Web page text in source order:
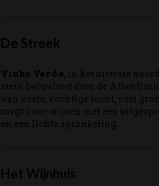
De Streek
Vinho Verde, in het uiterste
sterk beïnvloed door de
van koele, vochtige lucht, veel
zorgt voor wijnen met een
en een lichte sprankeling.
Het Wijnhuis